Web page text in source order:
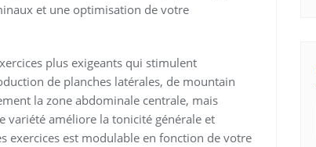
et une optimisation de votre
plus exigeants qui stimulent
de planches latérales, de mountain
la zone abdominale centrale, mais
variété améliore la tonicité générale et
exercices est modulable en fonction de votre